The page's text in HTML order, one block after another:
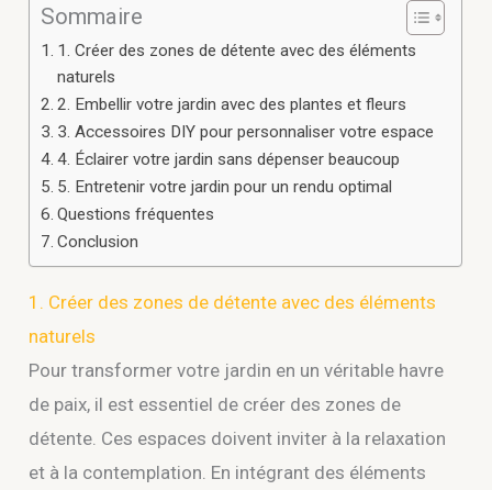
Sommaire
1. Créer des zones de détente avec des éléments
naturels
2. Embellir votre jardin avec des plantes et fleurs
3. Accessoires DIY pour personnaliser votre espace
4. Éclairer votre jardin sans dépenser beaucoup
5. Entretenir votre jardin pour un rendu optimal
Questions fréquentes
Conclusion
1. Créer des zones de détente avec des éléments
naturels
Pour transformer votre jardin en un véritable havre
de paix, il est essentiel de créer des zones de
détente. Ces espaces doivent inviter à la relaxation
et à la contemplation. En intégrant des éléments